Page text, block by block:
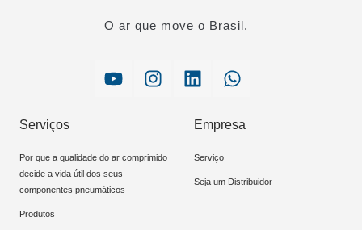
O ar que move o Brasil.
Serviços
Por que a qualidade do ar comprimido
decide a vida útil dos seus
componentes pneumáticos
Produtos
Empresa
Serviço
Seja um Distribuidor